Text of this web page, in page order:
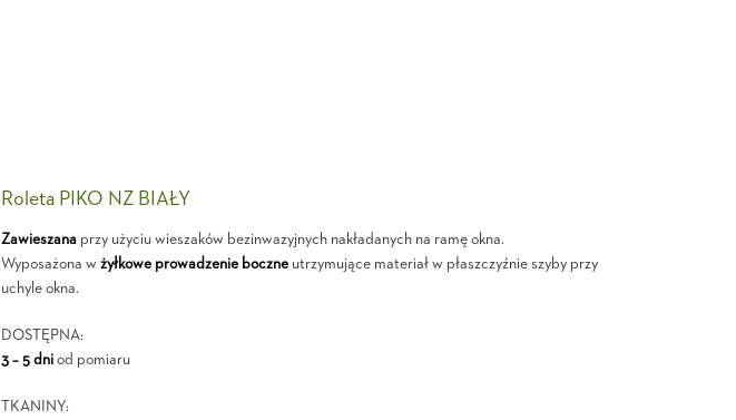
Roleta PIKO NZ BIAŁY
Zawieszanaprzy użyciu wieszaków bezinwazyjnych nakładanych na ramę okna.
Wyposażona w żyłkowe prowadzenie boczneutrzymujące materiał w płaszczyźnie szyby przy
uchyle okna.
DOSTĘPNA:
3 – 5 dniod pomiaru
TKANINY: